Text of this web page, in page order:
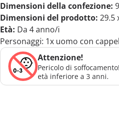
Dimensioni della confezione:
Dimensioni del prodotto: 29.5
Età: Da 4 anno/i
Personaggi: 1x uomo con
Attenzione!
Pericolo di
età inferiore a 3 anni.